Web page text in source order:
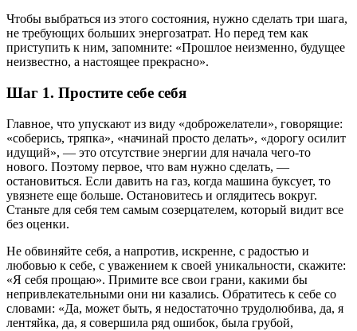
Чтобы выбраться из этого состояния, нужно сделать три шага,
не требующих больших энергозатрат. Но перед тем как
приступить к ним, запомните: «Прошлое неизменно, будущее
неизвестно, а настоящее прекрасно».
Шаг 1. Простите себе себя
Главное, что упускают из виду «доброжелатели», говорящие:
«соберись, тряпка», «начинай просто делать», «дорогу осилит
идущий», — это отсутствие энергии для начала чего-то
нового. Поэтому первое, что вам нужно сделать, —
остановиться. Если давить на газ, когда машина буксует, то
увязнете еще больше. Остановитесь и оглядитесь вокруг.
Станьте для себя тем самым созерцателем, который видит все
без оценки.
Не обвиняйте себя, а напротив, искренне, с радостью и
любовью к себе, с уважением к своей уникальности, скажите:
«Я себя прощаю». Примите все свои грани, какими бы
непривлекательными они ни казались. Обратитесь к себе со
словами: «Да, может быть, я недостаточно трудолюбива, да, я
лентяйка, да, я совершила ряд ошибок, была грубой,